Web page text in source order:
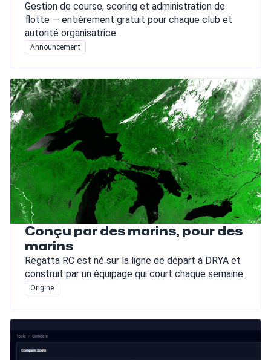
Gestion de course, scoring et administration de
flotte — entièrement gratuit pour chaque club et
autorité organisatrice.
Announcement
Conçu par des marins, pour des
marins
Regatta RC est né sur la ligne de départ à DRYA et
construit par un équipage qui court chaque semaine.
Origine